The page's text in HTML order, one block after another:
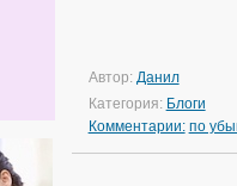
Автор: Данил
Категория: Блоги
Комментарии: по